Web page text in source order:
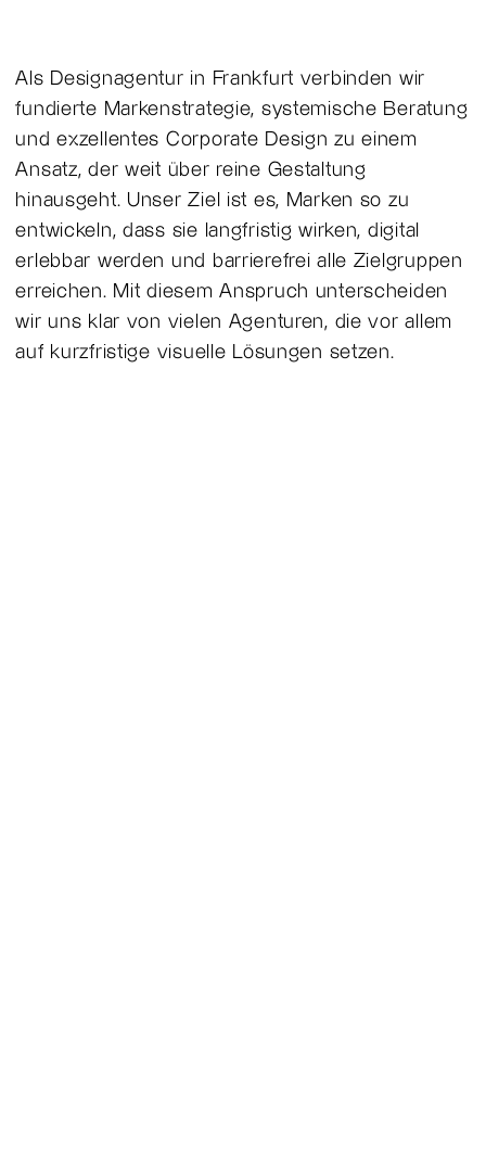
Als Designagentur in Frankfurt verbinden wir
fundierte Markenstrategie, systemische Beratung
und exzellentes Corporate Design zu einem
Ansatz, der weit über reine Gestaltung
hinausgeht. Unser Ziel ist es, Marken so zu
entwickeln, dass sie langfristig wirken, digital
erlebbar werden und barrierefrei alle Zielgruppen
erreichen. Mit diesem Anspruch unterscheiden
wir uns klar von vielen Agenturen, die vor allem
auf kurzfristige visuelle Lösungen setzen.